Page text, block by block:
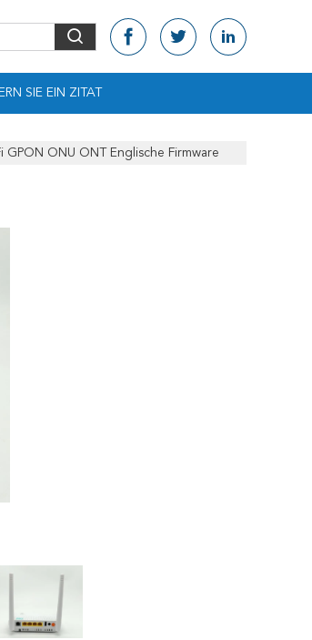
SIE EIN ZITAT
ONU ONT Englische Firmware